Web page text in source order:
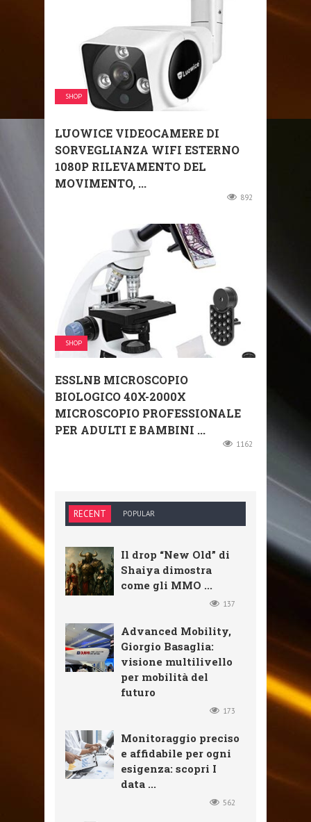
SHOP
LUOWICE VIDEOCAMERE DI
SORVEGLIANZA WIFI ESTERNO
1080P RILEVAMENTO DEL
MOVIMENTO, ...
892
SHOP
ESSLNB MICROSCOPIO
BIOLOGICO 40X-2000X
MICROSCOPIO PROFESSIONALE
PER ADULTI E BAMBINI ...
1162
RECENT POPULAR
Il drop “New Old” di
Shaiya dimostra
come gli MMO ...
137
Advanced Mobility,
Giorgio Basaglia:
visione multilivello
per mobilità del
futuro
173
Monitoraggio preciso
e affidabile per ogni
esigenza: scopri I
data ...
562